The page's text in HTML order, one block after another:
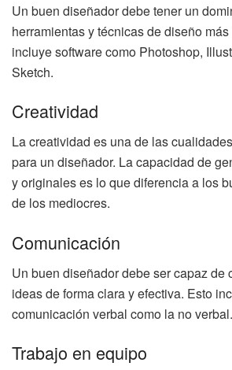
Un buen diseñador debe tener un
herramientas y técnicas de diseño
incluye software como Photoshop,
Sketch.
Creatividad
La creatividad es una de las
para un diseñador. La capacidad de
y originales es lo que diferencia a los
de los mediocres.
Comunicación
Un buen diseñador debe ser capaz de
ideas de forma clara y efectiva. Esto
comunicación verbal como la no verbal.
Trabajo en equipo